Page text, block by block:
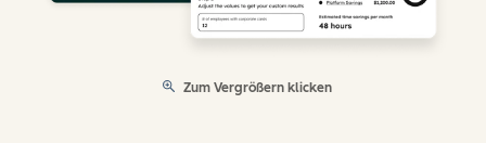
Zum Vergrößern klicken